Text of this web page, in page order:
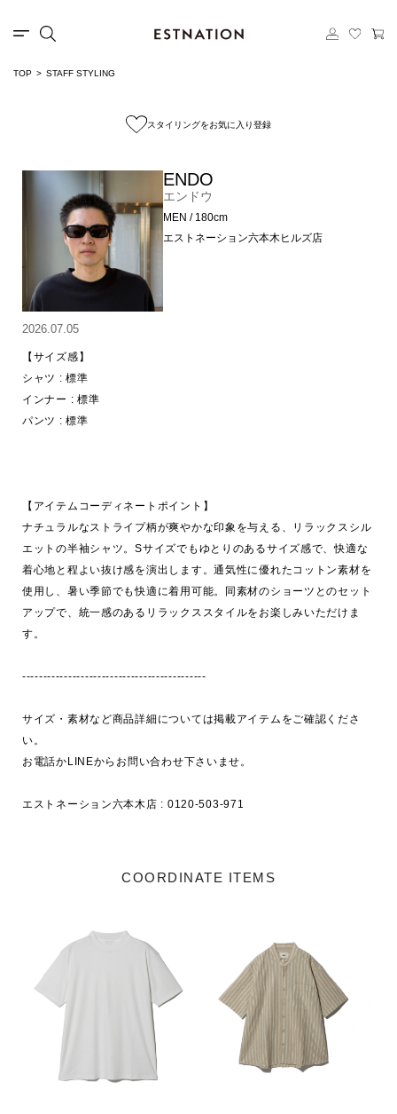
TOP STAFF STYLING
スタイリングをお気に入り登録
ENDO
エンドウ
MEN / 180cm
エストネーション六本木ヒルズ店
2026.07.05
【サイズ感】
シャツ : 標準
インナー : 標準
パンツ : 標準
【アイテムコーディネートポイント】
ナチュラルなストライプ柄が爽やかな印象を与える、リラックスシル
エットの半袖シャツ。Sサイズでもゆとりのあるサイズ感で、快適な
着心地と程よい抜け感を演出します。通気性に優れたコットン素材を
使用し、暑い季節でも快適に着用可能。同素材のショーツとのセット
アップで、統一感のあるリラックススタイルをお楽しみいただけま
す。
--------------------------------------------
サイズ・素材など商品詳細については掲載アイテムをご確認くださ
い。
お電話かLINEからお問い合わせ下さいませ。
エストネーション六本木店 : 0120-503-971
COORDINATE ITEMS